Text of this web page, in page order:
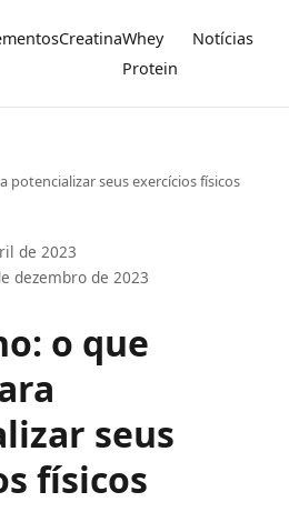
CreatinaWhey
Protein
Notícias
potencializar seus exercícios físicos
de 2023
dezembro de 2023
o que
seus
físicos